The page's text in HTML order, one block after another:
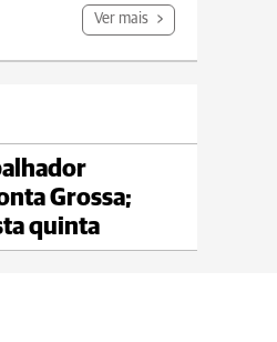
Ver mais
min 17°C
Grossa;
quinta